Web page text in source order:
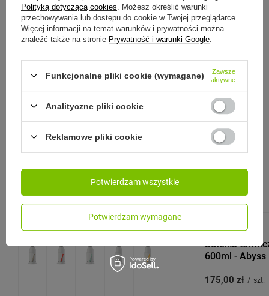
HYDRO FLASK
Hydro Flask Butelka 0,94L Wide
Mouth Flex Straw SpeckleSandy
Zobacz inne produkty tego
producenta
CLOSCA DESIGN
Butelka
600ml - Abyss
175,00 zł / szt.
Polityką dotyczącą cookies . Możesz określić warunki
przechowywania lub dostępu do cookie w Twojej przeglądarce.
Więcej informacji na temat warunków i prywatności można
znaleźć także na stronie Prywatność i warunki Google
Funkcjonalne pliki cookie (wymagane)
Zawsze
aktywne
Analityczne pliki cookie
Reklamowe pliki cookie
Potwierdzam wymagane
Potwierdzam wszystkie